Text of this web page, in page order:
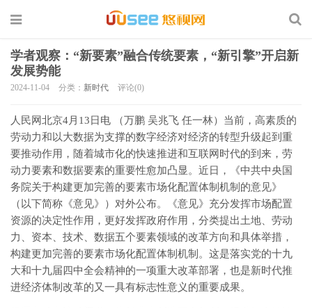
学者观察：“新要素”融合传统要素，“新引擎”开启新
发展势能
2024-11-04 分类： 新时代 评论(0)
人民网北京4月13日电 （万鹏 吴兆飞 任一林）当前，高素质的
劳动力和以大数据为支撑的数字经济对经济的转型升级起到重
要推动作用，随着城市化的快速推进和互联网时代的到来，劳
动力要素和数据要素的重要性愈加凸显。近日，《中共中央国
务院关于构建更加完善的要素市场化配置体制机制的意见》
（以下简称《意见》）对外公布。《意见》充分发挥市场配置
资源的决定性作用，更好发挥政府作用，分类提出土地、劳动
力、资本、技术、数据五个要素领域的改革方向和具体举措，
构建更加完善的要素市场化配置体制机制。这是落实党的十九
大和十九届四中全会精神的一项重大改革部署，也是新时代推
进经济体制改革的又一具有标志性意义的重要成果。